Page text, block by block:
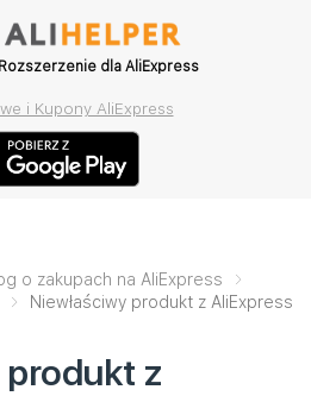
Rozszerzenie dla AliExpress
i Kupony AliExpress
o zakupach na AliExpress
Niewłaściwy produkt z AliExpress
produkt z